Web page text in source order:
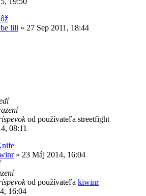
lili » 27 Sep 2011, 18:44
od používateľa streetfight
08:11
» 23 Máj 2014, 16:04
od používateľa kiwinr
16:04